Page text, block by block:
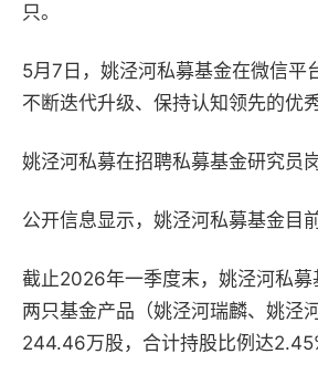
只。
5月7日，姚泾河私募基金在微信平
不断迭代升级、保持认知领先的优
姚泾河私募在招聘私募基金研究员
公开信息显示，姚泾河私募基金目
截止2026年一季度末，姚泾河私
两只基金产品（姚泾河瑞麟、姚泾
244.46万股，合计持股比例达